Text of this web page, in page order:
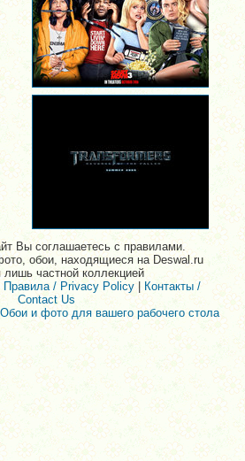
Вы соглашаетесь с правилами.
обои, находящиеся на Deswal.ru
лишь частной коллекцией
Правила / Privacy Policy| Контакты /
Contact Us
Обои и фото для вашего рабочего стола